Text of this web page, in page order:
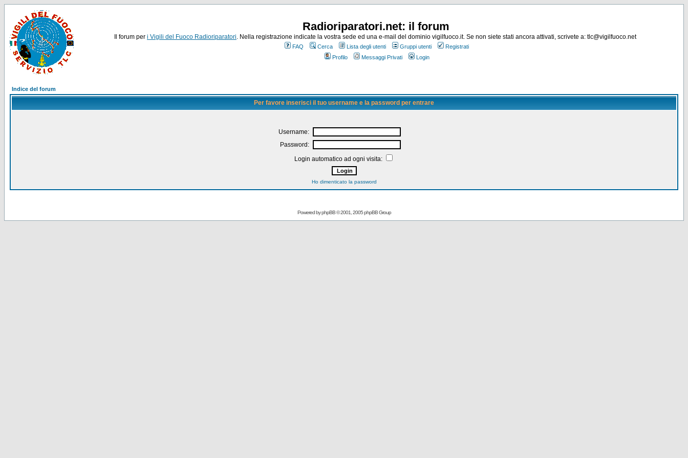
Radioriparatori.net: il forum
Il forum per i Vigili del Fuoco Radioriparatori. Nella registrazione indicate la vostra sede ed una e-mail del dominio vigilfuoco.it. Se non siete stati ancora attivati, scrivete a: tlc@vigilfuoco.net
FAQ Cerca Lista degli utenti Gruppi utenti
Registrati
Profilo
Messaggi Privati Login
Indice del forum
Per favore inserisci il tuo username e la password per entrare
Username:
Password:
Login automatico ad ogni visita:
Ho dimenticato la password
Powered byphpBB© 2001, 2005 phpBB Group